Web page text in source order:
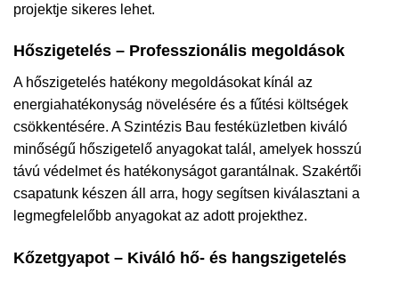
projektje sikeres lehet.
Hőszigetelés – Professzionális megoldások
A hőszigetelés hatékony megoldásokat kínál az
energiahatékonyság növelésére és a fűtési költségek
csökkentésére. A Szintézis Bau festéküzletben kiváló
minőségű hőszigetelő anyagokat talál, amelyek hosszú
távú védelmet és hatékonyságot garantálnak. Szakértői
csapatunk készen áll arra, hogy segítsen kiválasztani a
legmegfelelőbb anyagokat az adott projekthez.
Kőzetgyapot – Kiváló hő- és hangszigetelés